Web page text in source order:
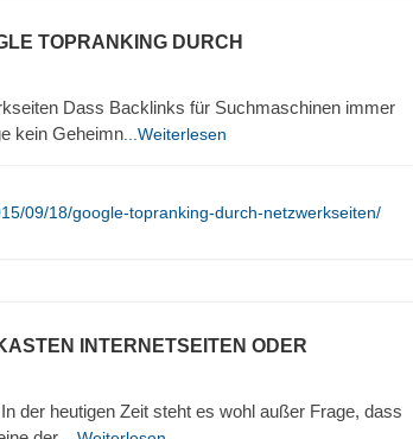
TOPRANKING DURCH
Dass Backlinks für Suchmaschinen immer
kein Geheimn ...Weiterlesen
09/18/google-topranking-durch-netzwerkseiten/
INTERNETSEITEN ODER
der heutigen Zeit steht es wohl außer Frage, dass